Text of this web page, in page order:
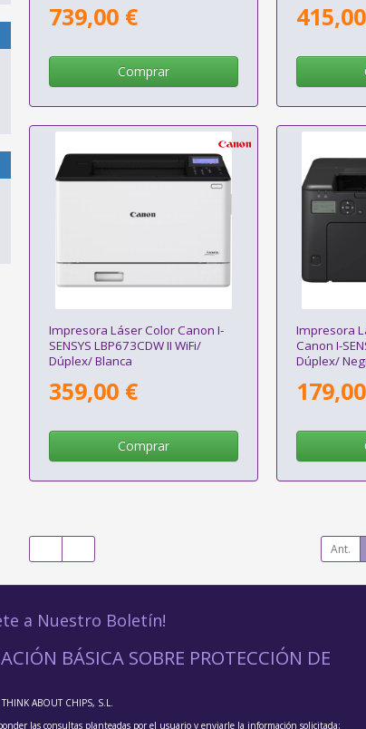
739,00 €
Comprar
Impresora Láser Color Canon I-
SENSYS LBP673CDW II WiFi/
Dúplex/ Blanca
359,00 €
Comprar
Impresora
Canon I-
Dúplex/
Ant.
a Nuestro Boletín!
BÁSICA SOBRE PROTECCIÓN DE
THINK ABOUT CHIPS, S.L.
las consultas planteadas por el usuario y enviarle la información solicitada;